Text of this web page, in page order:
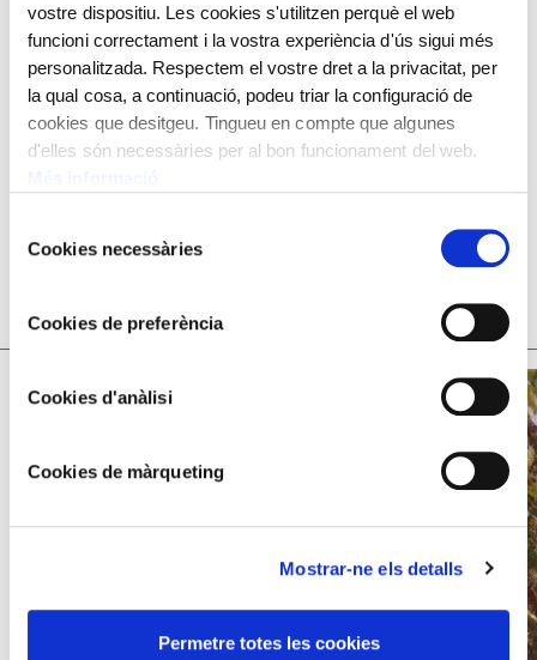
vostre dispositiu. Les cookies s'utilitzen perquè el web
funcioni correctament i la vostra experiència d'ús sigui més
personalitzada. Respectem el vostre dret a la privacitat, per
la qual cosa, a continuació, podeu triar la configuració de
cookies que desitgeu. Tingueu en compte que algunes
d'elles són necessàries per al bon funcionament del web.
deCookies necessàries
Cookies de preferència
Cookies d'anàlisi
Cookies de màrqueting
Mostrar-ne els detalls
Permetre totes les cookies
Oli sobre tela
38x55 cm
Jaume Mercadé,1889 - 1967
TAMBÉ ET POT INTERESSAR